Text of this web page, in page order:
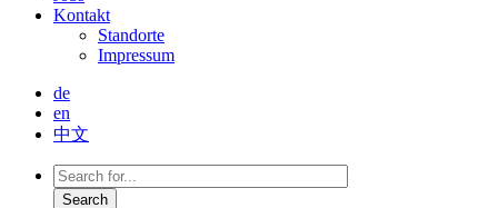
Kontakt
Standorte
Impressum
de
en
中文